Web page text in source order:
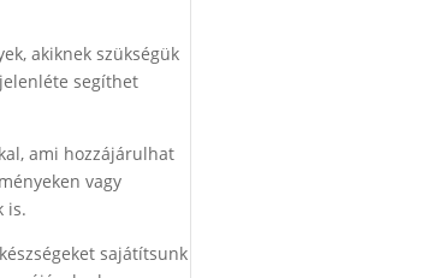
akiknek szükségük
segíthet
ami hozzájárulhat
vagy
is.
sajátítsunk